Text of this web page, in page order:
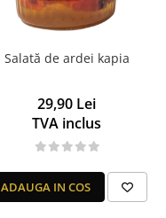
Salată de ardei kapia
29,90 Lei
TVA inclus
ADAUGA IN COS